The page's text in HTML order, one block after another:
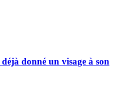
donné un visage à son